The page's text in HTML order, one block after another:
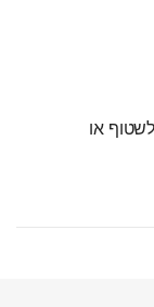
ימים - אין לשטוף או